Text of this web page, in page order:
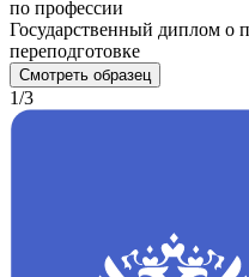
по профессии
Государственный диплом о
переподготовке
Смотреть образец
1/3